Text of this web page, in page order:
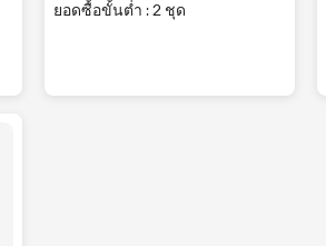
ยอดซื้อขั้นต่ำ : 2 ชุด